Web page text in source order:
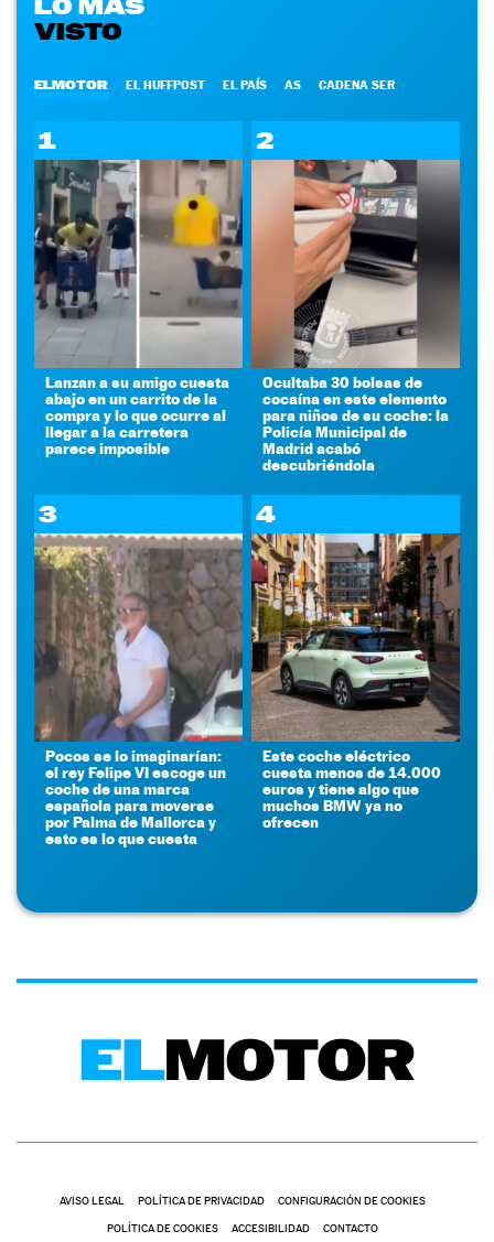
VISTO
ELMOTOR EL HUFFPOST EL PAÍS AS CADENA SER
1
Lanzan a su amigo cuesta
abajo en un carrito de la
compra y lo que ocurre al
llegar a la carretera
parece imposible
2
Ocultaba 30 bolsas de
cocaína en este elemento
para niños de su coche: la
Policía Municipal de
Madrid acabó
descubriéndola
3
Pocos se lo imaginarían:
el rey Felipe VI escoge un
coche de una marca
española para moverse
por Palma de Mallorca y
esto es lo que cuesta
4
Este coche eléctrico
cuesta menos de 14.000
euros y tiene algo que
muchos BMW ya no
ofrecen
AVISO LEGAL POLÍTICA DE PRIVACIDAD CONFIGURACIÓN DE COOKIES
POLÍTICA DE COOKIES ACCESIBILIDAD CONTACTO